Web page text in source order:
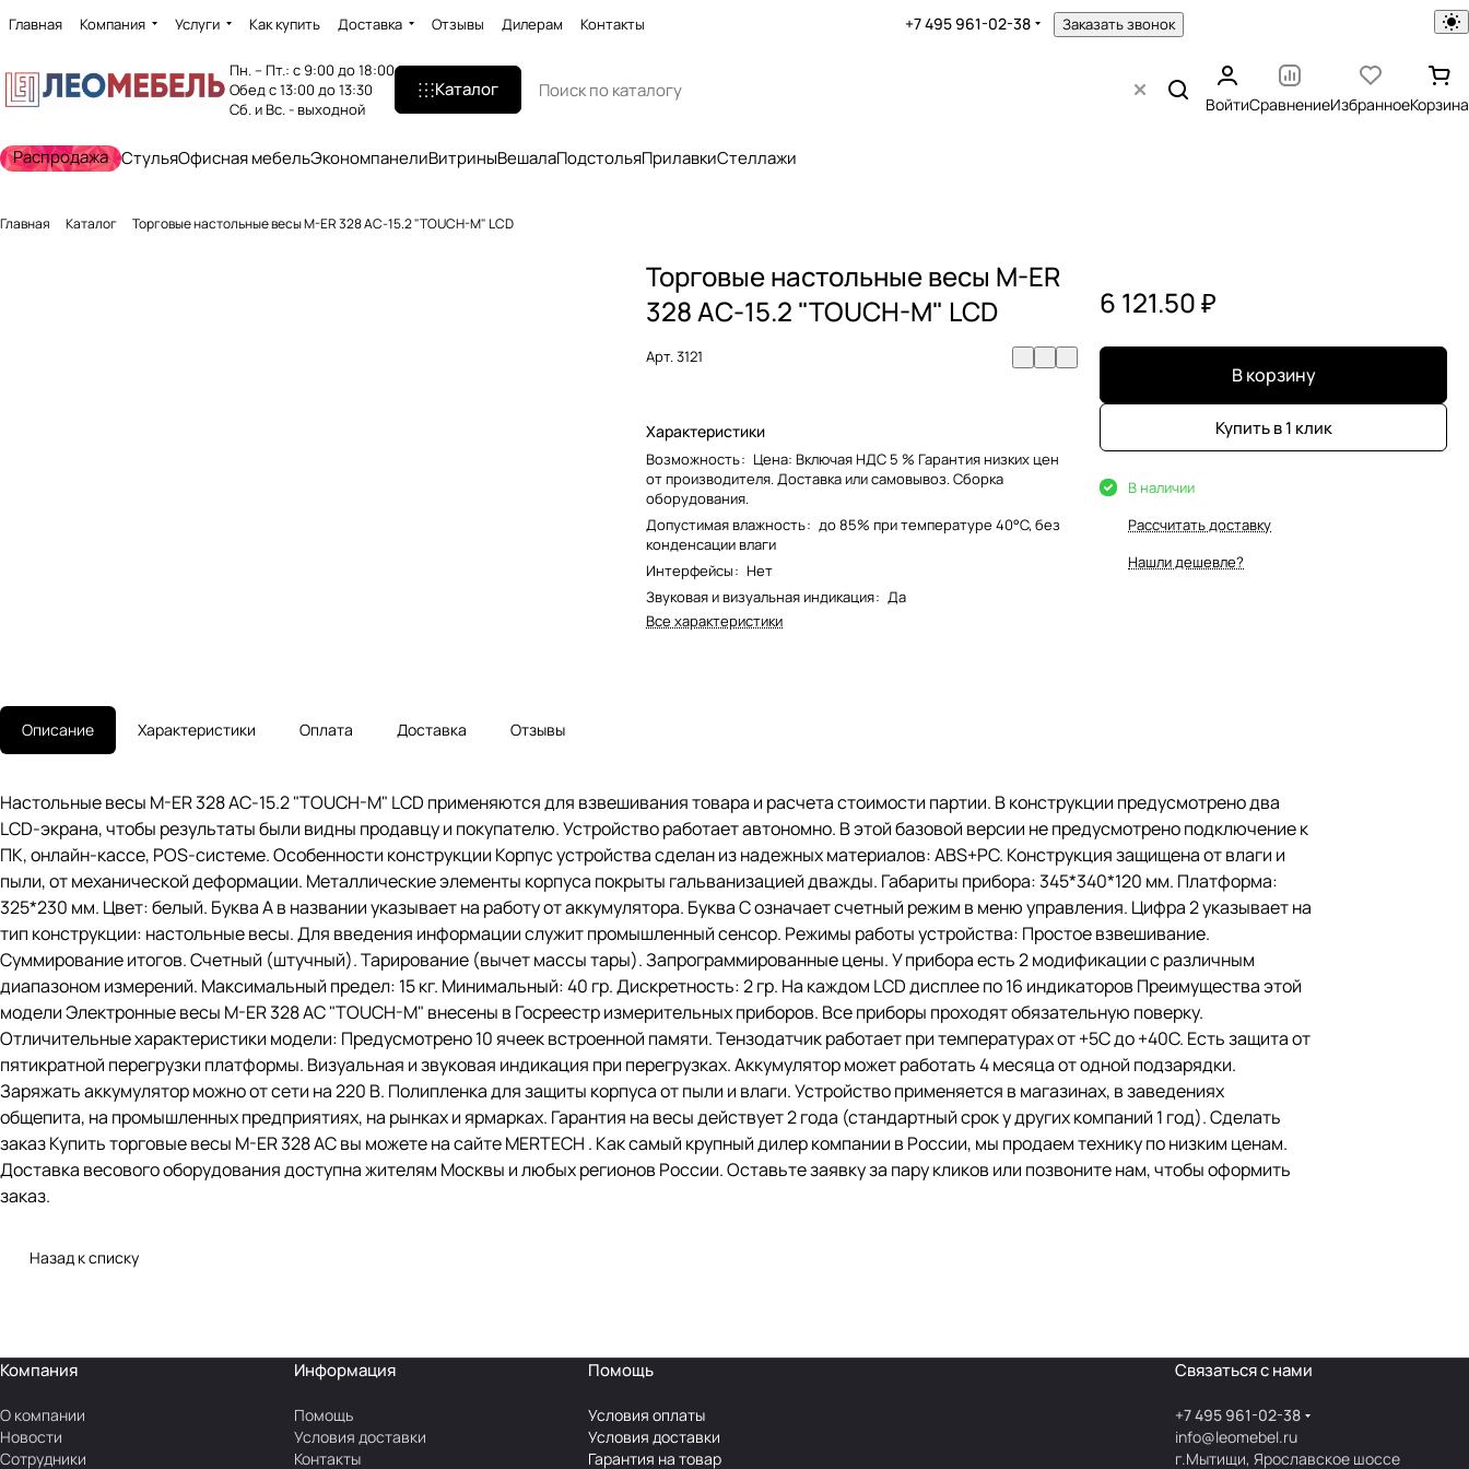
Главная Компания Услуги Как купить Доставка Отзывы Дилерам Контакты +7 495 961-02-38 Заказать звонок
Пн. – Пт.: с 9:00 до 18:00
Обед с 13:00 до 13:30
Сб. и Вс. - выходной
Каталог
ВойтиСравнениеИзбранноеКорзина
Распродажа СтульяОфисная мебельЭкономпанелиВитриныВешалаПодстольяПрилавкиСтеллажи
Главная Каталог Торговые настольные весы M-ER 328 AC-15.2 "TOUCH-M" LCD
Торговые настольные весы M-ER
328 AC-15.2 "TOUCH-M" LCD
Арт.3121
Характеристики
Возможность: Цена: Включая НДС 5 % Гарантия низких цен
от производителя. Доставка или самовывоз. Сборка
оборудования.
Допустимая влажность: до 85% при температуре 40°С, без
конденсации влаги
Интерфейсы: Нет
Звуковая и визуальная индикация: Да
Все характеристики
6 121.50 ₽
В корзину
Купить в 1 клик
В наличии
Рассчитать доставку
Нашли дешевле?
Описание Характеристики Оплата Доставка Отзывы
Настольные весы M-ER 328 AC-15.2 "TOUCH-M" LCD применяются для взвешивания товара и расчета стоимости партии. В конструкции предусмотрено два
LCD-экрана, чтобы результаты были видны продавцу и покупателю. Устройство работает автономно. В этой базовой версии не предусмотрено подключение к
ПК, онлайн-кассе, POS-системе. Особенности конструкции Корпус устройства сделан из надежных материалов: ABS+PC. Конструкция защищена от влаги и
пыли, от механической деформации. Металлические элементы корпуса покрыты гальванизацией дважды. Габариты прибора: 345*340*120 мм. Платформа:
325*230 мм. Цвет: белый. Буква А в названии указывает на работу от аккумулятора. Буква С означает счетный режим в меню управления. Цифра 2 указывает на
тип конструкции: настольные весы. Для введения информации служит промышленный сенсор. Режимы работы устройства: Простое взвешивание.
Суммирование итогов. Счетный (штучный). Тарирование (вычет массы тары). Запрограммированные цены. У прибора есть 2 модификации с различным
диапазоном измерений. Максимальный предел: 15 кг. Минимальный: 40 гр. Дискретность: 2 гр. На каждом LCD дисплее по 16 индикаторов Преимущества этой
модели Электронные весы M-ER 328 AC "TOUCH-M" внесены в Госреестр измерительных приборов. Все приборы проходят обязательную поверку.
Отличительные характеристики модели: Предусмотрено 10 ячеек встроенной памяти. Тензодатчик работает при температурах от +5С до +40С. Есть защита от
пятикратной перегрузки платформы. Визуальная и звуковая индикация при перегрузках. Аккумулятор может работать 4 месяца от одной подзарядки.
Заряжать аккумулятор можно от сети на 220 В. Полипленка для защиты корпуса от пыли и влаги. Устройство применяется в магазинах, в заведениях
общепита, на промышленных предприятиях, на рынках и ярмарках. Гарантия на весы действует 2 года (стандартный срок у других компаний 1 год). Сделать
заказ Купить торговые весы M-ER 328 AC вы можете на сайте MERTECH . Как самый крупный дилер компании в России, мы продаем технику по низким ценам.
Доставка весового оборудования доступна жителям Москвы и любых регионов России. Оставьте заявку за пару кликов или позвоните нам, чтобы оформить
заказ.
Назад к списку
Компания
О компании
Новости
Сотрудники
Информация
Помощь
Условия доставки
Контакты
Помощь
Условия оплаты
Условия доставки
Гарантия на товар
Связаться с нами
+7 495 961-02-38
info@leomebel.ru
г.Мытищи, Ярославское шоссе